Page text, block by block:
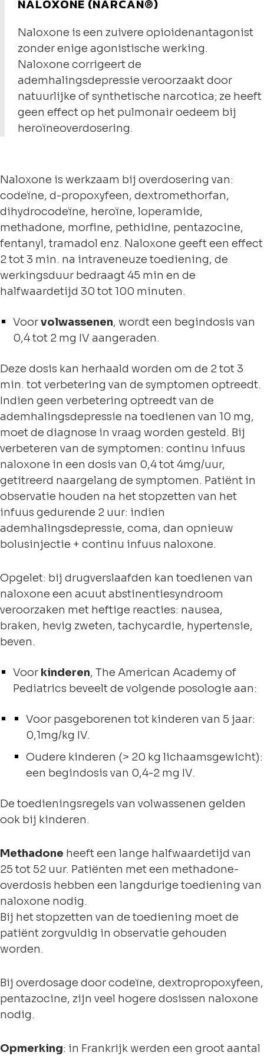
NALOXONE (NARCAN®)
Naloxone is een zuivere opioidenantagonist
zonder enige agonistische werking.
Naloxone corrigeert de
ademhalingsdepressie veroorzaakt door
natuurlijke of synthetische narcotica; ze heeft
geen effect op het pulmonair oedeem bij
heroïneoverdosering.
Naloxone is werkzaam bij overdosering van:
codeïne, d-propoxyfeen, dextromethorfan,
dihydrocodeïne, heroïne, loperamide,
methadone, morfine, pethidine, pentazocine,
fentanyl, tramadol enz. Naloxone geeft een effect
2 tot 3 min. na intraveneuze toediening, de
werkingsduur bedraagt 45 min en de
halfwaardetijd 30 tot 100 minuten.
Voorvolwassenen, wordt een begindosis van
0,4 tot 2 mg IV aangeraden.
Deze dosis kan herhaald worden om de 2 tot 3
min. tot verbetering van de symptomen optreedt.
Indien geen verbetering optreedt van de
ademhalingsdepressie na toedienen van 10 mg,
moet de diagnose in vraag worden gesteld. Bij
verbeteren van de symptomen: continu infuus
naloxone in een dosis van 0,4 tot 4mg/uur,
getitreerd naargelang de symptomen. Patiënt in
observatie houden na het stopzetten van het
infuus gedurende 2 uur: indien
ademhalingsdepressie, coma, dan opnieuw
bolusinjectie + continu infuus naloxone.
Opgelet: bij drugverslaafden kan toedienen van
naloxone een acuut abstinentiesyndroom
veroorzaken met heftige reacties: nausea,
braken, hevig zweten, tachycardie, hypertensie,
beven.
Voor kinderen, The American Academy of
Pediatrics beveelt de volgende posologie aan:
Voor pasgeborenen tot kinderen van 5 jaar:
0,1mg/kg IV.
Oudere kinderen (> 20 kg lichaamsgewicht):
een begindosis van 0,4-2 mg IV.
De toedieningsregels van volwassenen gelden
ook bij kinderen.
Methadone heeft een lange halfwaardetijd van
25 tot 52 uur. Patiënten met een methadone-
overdosis hebben een langdurige toediening van
naloxone nodig.
Bij het stopzetten van de toediening moet de
patiënt zorgvuldig in observatie gehouden
worden.
Bij overdosage door codeïne, dextropropoxyfeen,
pentazocine, zijn veel hogere dosissen naloxone
nodig.
Opmerking: in Frankrijk werden een groot aantal